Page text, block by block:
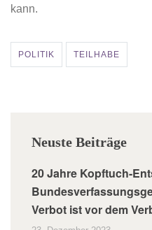
kann.
POLITIK TEILHABE
Neuste Beiträge
20 Jahre Kopftuch-
Verbot ist vor dem